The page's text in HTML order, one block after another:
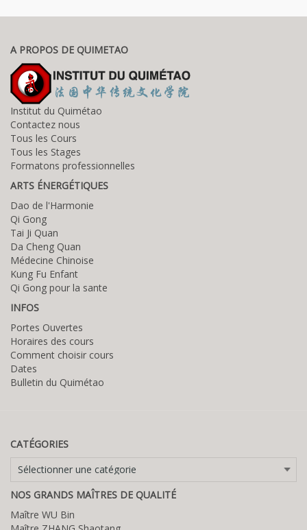
A PROPOS DE QUIMETAO
Institut du Quimétao
Contactez nous
Tous les Cours
Tous les Stages
Formatons professionnelles
ARTS ÉNERGÉTIQUES
Dao de l'Harmonie
Qi Gong
Tai Ji Quan
Da Cheng Quan
Médecine Chinoise
Kung Fu Enfant
Qi Gong pour la sante
INFOS
Portes Ouvertes
Horaires des cours
Comment choisir cours
Dates
Bulletin du Quimétao
CATÉGORIES
Catégories
NOS GRANDS MAÎTRES DE QUALITÉ
Maître WU Bin